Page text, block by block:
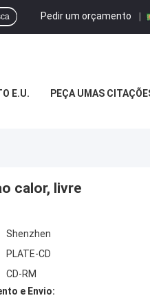
Pedir um orçamento |
E.U. PEÇA UMAS
calor, livre
Shenzhen
PLATE-CD
CD-RM
e Envio: